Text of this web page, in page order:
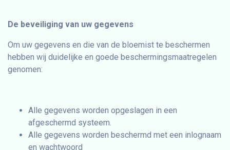
De beveiliging van uw gegevens
Om uw gegevens en die van de bloemist te beschermen
hebben wij duidelijke en goede beschermingsmaatregelen
genomen:
Alle gegevens worden opgeslagen in een
afgeschermd systeem.
Alle gegevens worden beschermd met een inlognaam
en wachtwoord